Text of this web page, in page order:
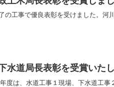
の工事で優良表彰を受けました。河
水道局長表彰を受賞いた
度は、水道工事１現場、下水道工